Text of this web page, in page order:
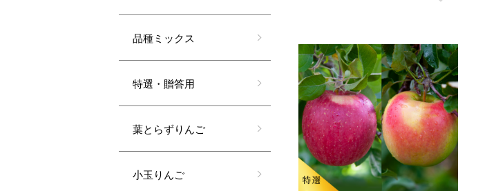
品種ミックス
特選・贈答用
葉とらずりんご
小玉りんご